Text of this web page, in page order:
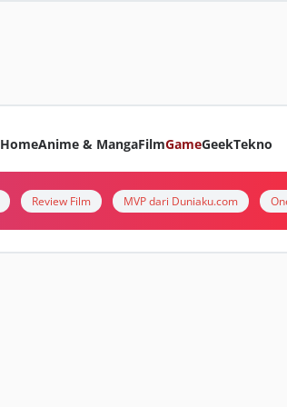
HomeAnime & MangaFilmGameGeekTekno
Review Film MVP dari Duniaku.com